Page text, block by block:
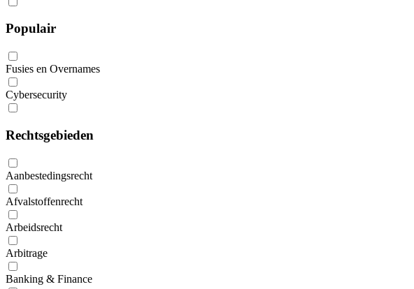
Populair
Fusies en Overnames
Cybersecurity
Rechtsgebieden
Aanbestedingsrecht
Afvalstoffenrecht
Arbeidsrecht
Arbitrage
Banking & Finance